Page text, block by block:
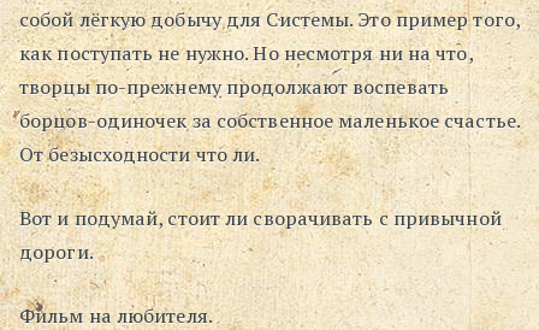
собой лёгкую добычу для Системы. Это пример того,
как поступать не нужно. Но несмотря ни на что,
творцы по-прежнему продолжают воспевать
борцов-одиночек за собственное маленькое счастье.
От безысходности что ли.
Вот и подумай, стоит ли сворачивать с привычной
дороги.
Фильм на любителя.